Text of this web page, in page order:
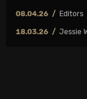
08.04.26 Editors
18.03.26 Jessie